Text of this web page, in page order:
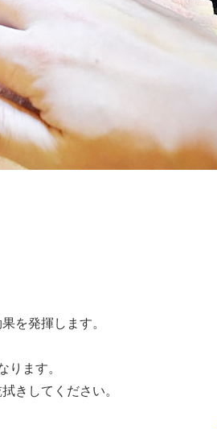
を発揮します。
ります。
きしてください。